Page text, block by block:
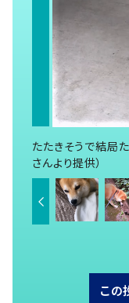
たたきそうで結局
さんより提供）
この